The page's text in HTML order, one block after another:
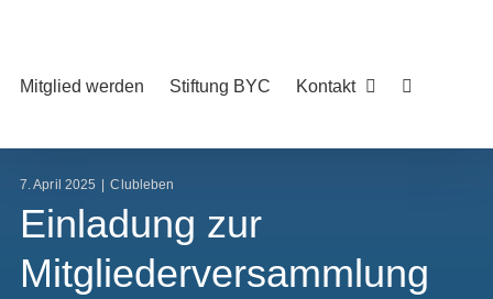
Mitglied werden Stiftung BYC Kontakt
7. April 2025 Clubleben
Einladung zur
Mitgliederversammlung